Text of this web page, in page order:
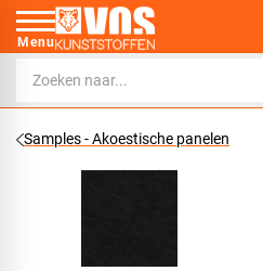
Menu
Samples - Akoestische panelen